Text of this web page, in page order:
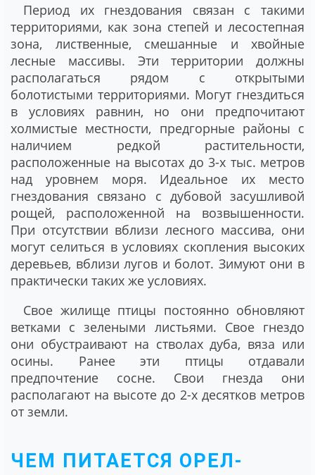
Период их гнездования связан с такими
территориями, как зона степей и лесостепная
зона, лиственные, смешанные и хвойные
лесные массивы. Эти территории должны
располагаться рядом с открытыми
болотистыми территориями. Могут гнездиться
в условиях равнин, но они предпочитают
холмистые местности, предгорные районы с
наличием редкой растительности,
расположенные на высотах до 3-х тыс. метров
над уровнем моря. Идеальное их место
гнездования связано с дубовой засушливой
рощей, расположенной на возвышенности.
При отсутствии вблизи лесного массива, они
могут селиться в условиях скопления высоких
деревьев, вблизи лугов и болот. Зимуют они в
практически таких же условиях.
Свое жилище птицы постоянно обновляют
ветками с зелеными листьями. Свое гнездо
они обустраивают на стволах дуба, вяза или
осины. Ранее эти птицы отдавали
предпочтение сосне. Свои гнезда они
располагают на высоте до 2-х десятков метров
от земли.
ЧЕМ ПИТАЕТСЯ ОРЕЛ-